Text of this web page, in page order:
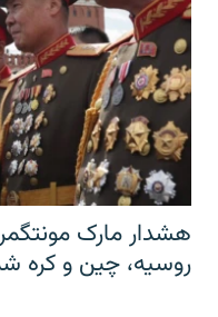
هشدار مارک
روسیه، چین و کره